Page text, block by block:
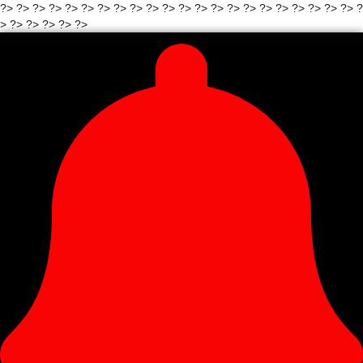
?> ?> ?> ?> ?> ?> ?> ?> ?> ?> ?> ?> ?> ?> ?> ?> ?> ?> ?> ?> ?> ?> ?
> ?> ?> ?> ?> ?>